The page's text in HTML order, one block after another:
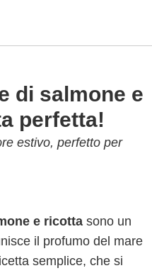
di salmone e
perfetta!
estivo, perfetto per
e ricotta sono un
il profumo del mare
semplice, che si